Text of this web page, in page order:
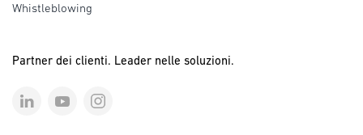
Whistleblowing
Partner dei clienti. Leader nelle soluzioni.